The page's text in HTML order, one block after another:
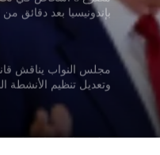
بإندونيسيا بعد دقائق
بورنيو
مجلس النواب يناقش
وتعديل تنظيم الأنشطة